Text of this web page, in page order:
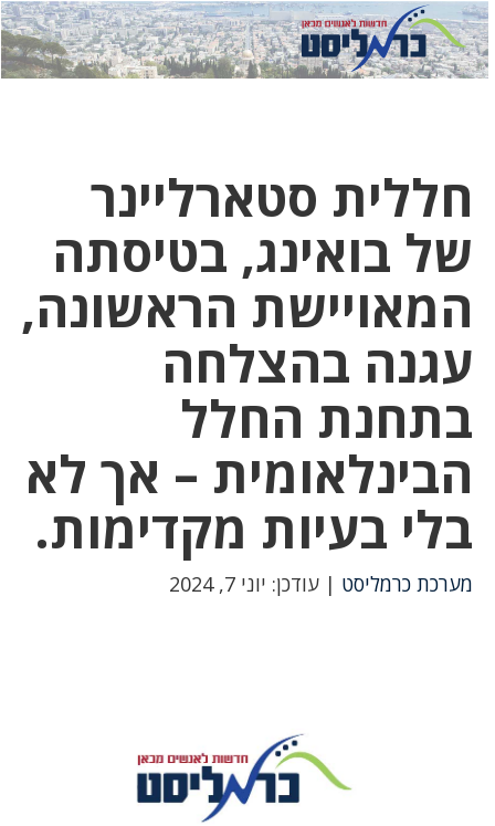
לחץ
כאן
לחץ
כדי
חללית סטארליינר
של בואינג, בטיסתה
המאויישת הראשונה,
עגנה בהצלחה
בתחנת החלל
הבינלאומית – אך לא
בלי בעיות מקדימות.
מערכת כרמליסט | עודכן: יוני 7, 2024